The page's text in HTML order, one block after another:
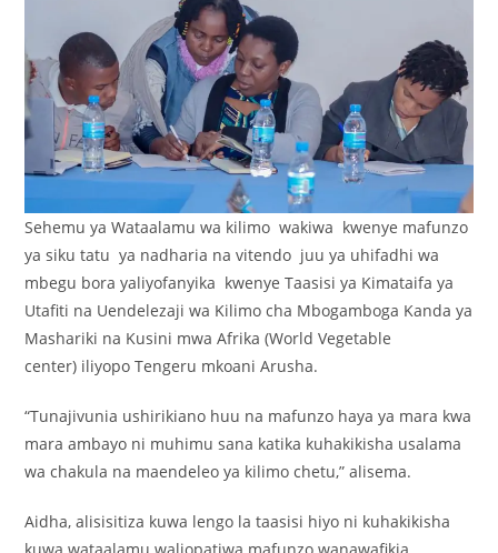
Sehemu ya Wataalamu wa kilimo wakiwa kwenye mafunzo
ya siku tatu ya nadharia na vitendo juu ya uhifadhi wa
mbegu bora yaliyofanyika kwenye Taasisi ya Kimataifa ya
Utafiti na Uendelezaji wa Kilimo cha Mbogamboga Kanda ya
Mashariki na Kusini mwa Afrika (World Vegetable
center) iliyopo Tengeru mkoani Arusha.
“Tunajivunia ushirikiano huu na mafunzo haya ya mara kwa
mara ambayo ni muhimu sana katika kuhakikisha usalama
wa chakula na maendeleo ya kilimo chetu,” alisema.
Aidha, alisisitiza kuwa lengo la taasisi hiyo ni kuhakikisha